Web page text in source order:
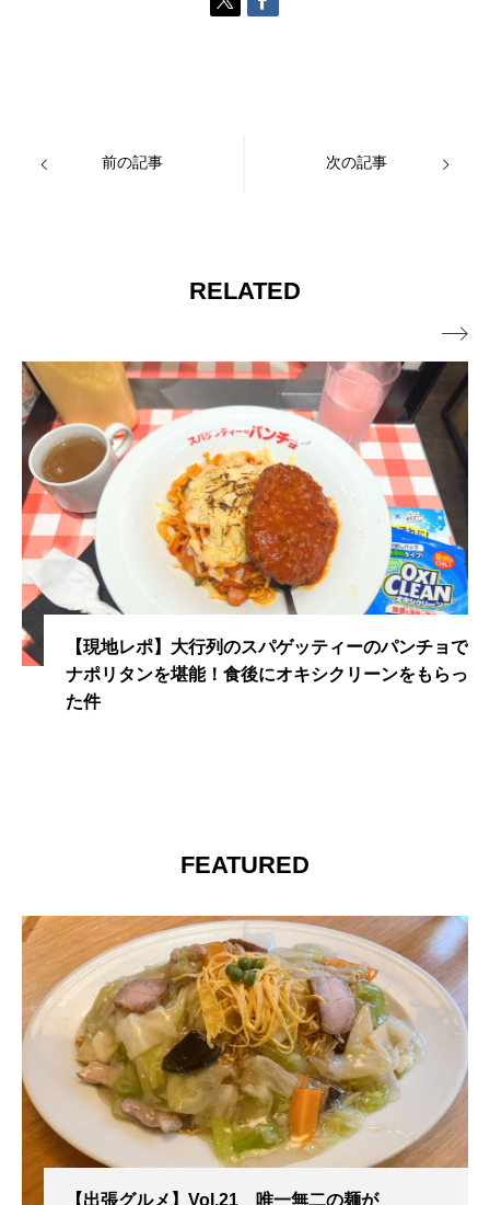
前の記事 次の記事
RELATED
【現地レポ】大行列のスパゲッティーのパンチョで
ナポリタンを堪能！食後にオキシクリーンをもらっ
た件

FEATURED
【出張グルメ】Vol.21 唯一無二の麺が